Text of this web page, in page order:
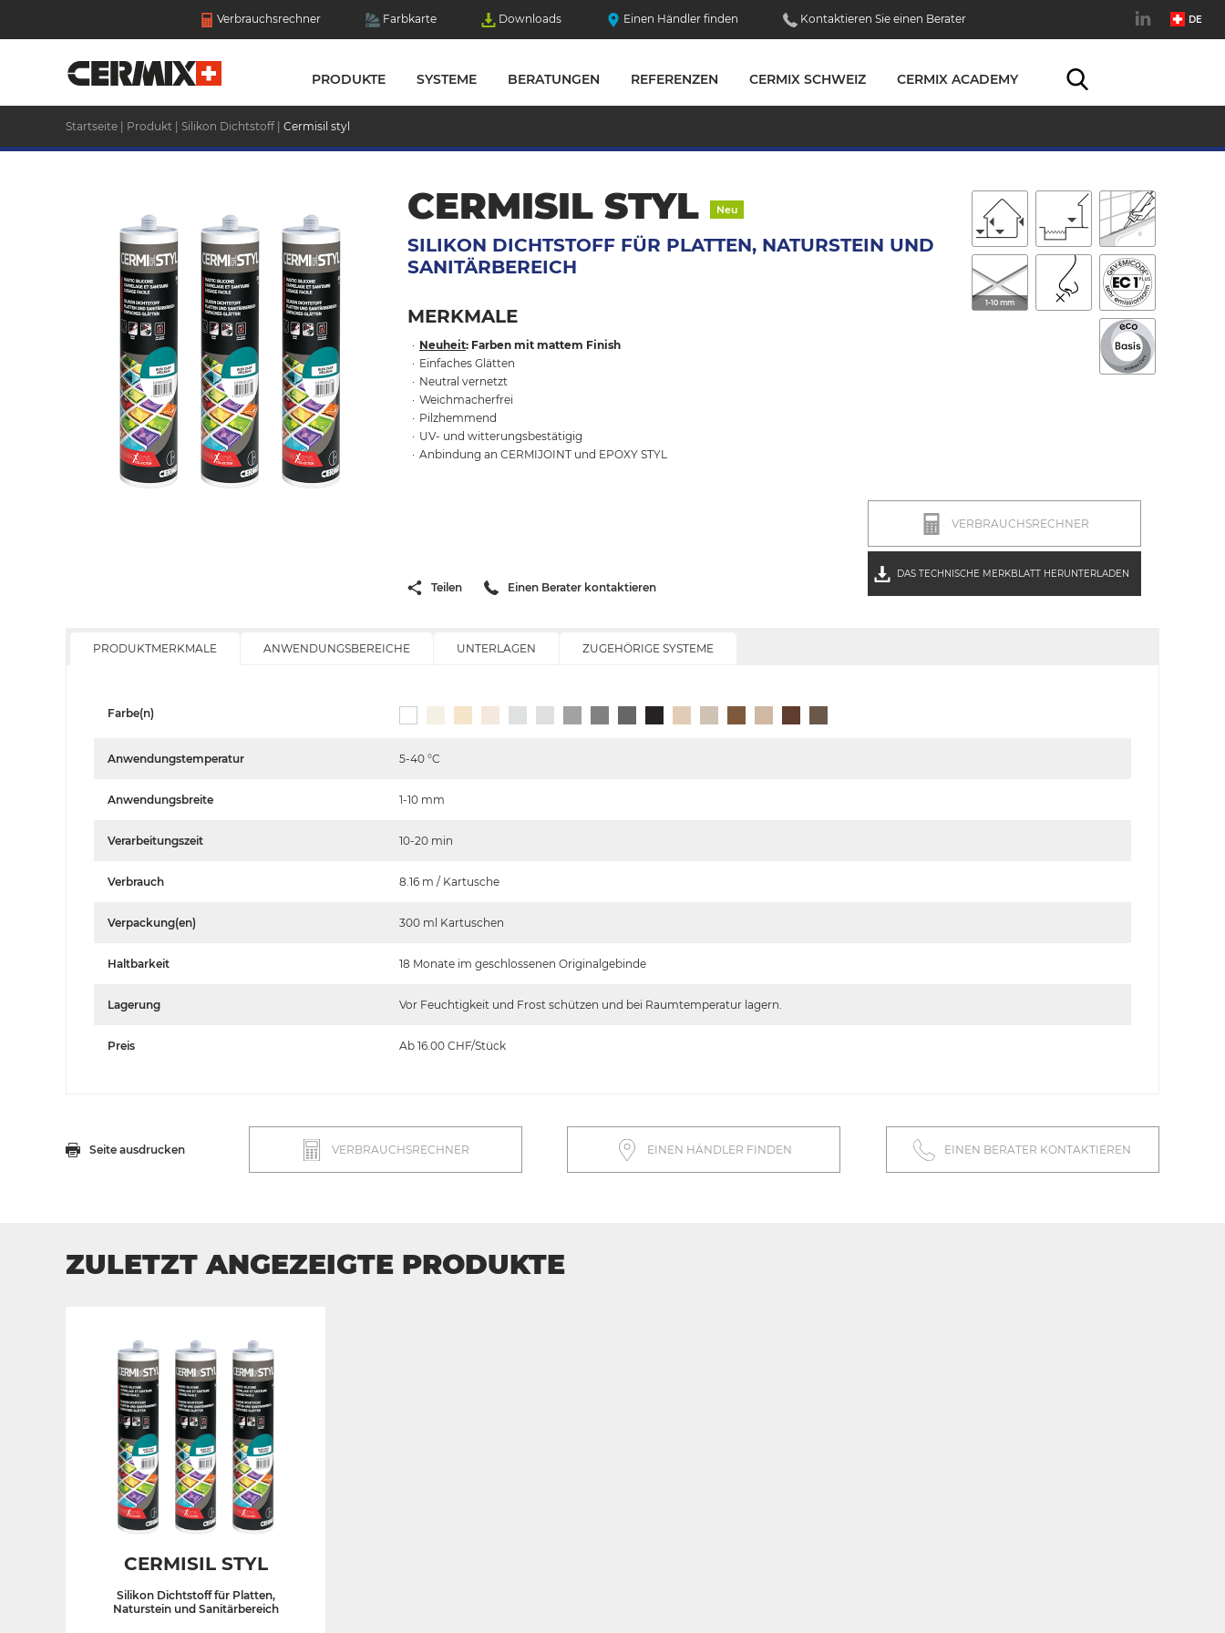
Verbrauchsrechner Farbkarte Downloads Einen Händler finden Kontaktieren Sie einen Berater
PRODUKTE SYSTEME BERATUNGEN REFERENZEN CERMIX SCHWEIZ CERMIX ACADEMY
Startseite Produkt Silikon Dichtstoff| Cermisil styl
DE
CERMISIL STYL Neu
SILIKON DICHTSTOFF FÜR PLATTEN, NATURSTEIN UND
SANITÄRBEREICH
MERKMALE
Neuheit: Farben mit mattem Finish
Einfaches Glätten
Neutral vernetzt
Weichmacherfrei
Pilzhemmend
UV- und witterungsbestätigig
Anbindung an CERMIJOINT und EPOXY STYL
1-10 mm
Teilen Einen Berater kontaktieren
VERBRAUCHSRECHNER
DAS TECHNISCHE MERKBLATT HERUNTERLADEN
PRODUKTMERKMALE ANWENDUNGSBEREICHE UNTERLAGEN ZUGEHÖRIGE SYSTEME
Farbe(n)
Anwendungstemperatur 5-40 °C
Anwendungsbreite 1-10 mm
Verarbeitungszeit 10-20 min
Verbrauch 8.16 m / Kartusche
Verpackung(en) 300 ml Kartuschen
Haltbarkeit 18 Monate im geschlossenen Originalgebinde
Lagerung Vor Feuchtigkeit und Frost schützen und bei Raumtemperatur lagern.
Preis Ab 16.00 CHF/Stück
Seite ausdrucken VERBRAUCHSRECHNER EINEN HÄNDLER FINDEN EINEN BERATER KONTAKTIEREN
ZULETZT ANGEZEIGTE PRODUKTE
CERMISIL STYL
Silikon Dichtstoff für Platten,
Naturstein und Sanitärbereich